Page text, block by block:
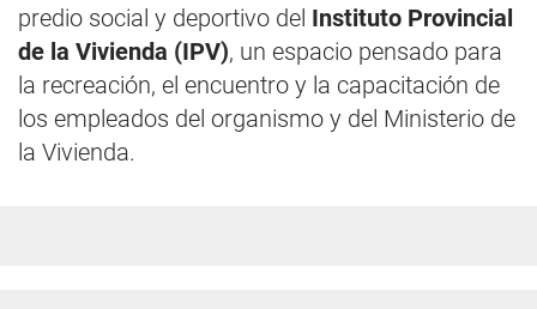
predio social y deportivo del Instituto Provincial
de la Vivienda (IPV), un espacio pensado para
la recreación, el encuentro y la capacitación de
los empleados del organismo y del Ministerio de
la Vivienda.